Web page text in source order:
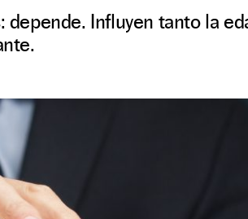
depende. Influyen tanto la